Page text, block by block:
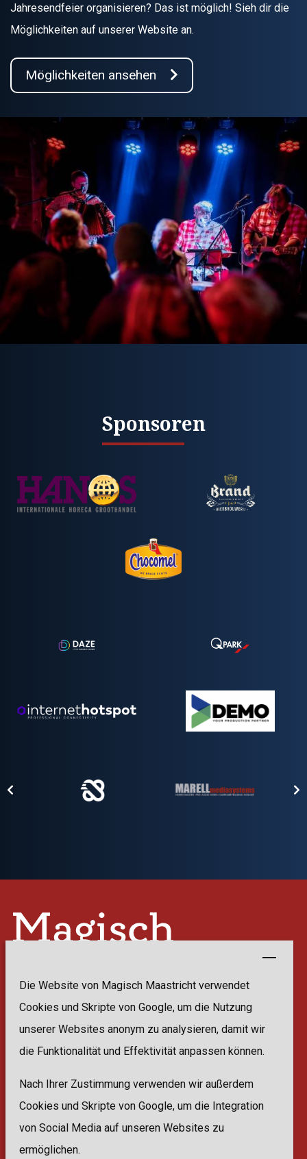
Die Website von Magisch Maastricht verwendet
Cookies und Skripte von Google, um die Nutzung
unserer Websites anonym zu analysieren, damit wir
die Funktionalität und Effektivität anpassen können.
Nach Ihrer Zustimmung verwenden wir außerdem
Cookies und Skripte von Google, um die Integration
von Social Media auf unseren Websites zu
ermöglichen.
Jahresendfeier organisieren? Das ist möglich! Sieh dir die
Möglichkeiten auf unserer Website an.
Möglichkeiten ansehen
Sponsoren
Vrijthof
6211 LC Maastricht
Eintritt